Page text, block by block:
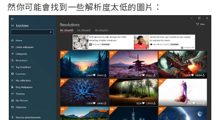
然你可能會找到一些解析度太低的圖片：